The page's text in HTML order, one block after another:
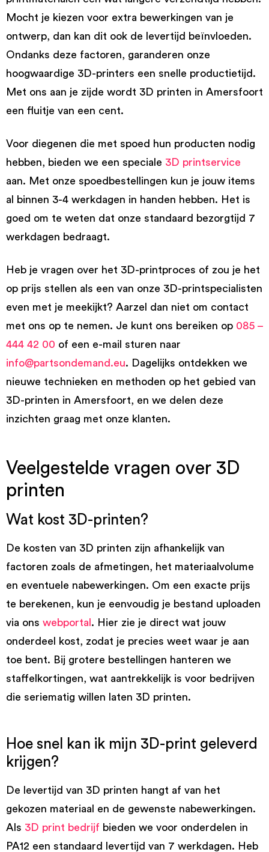
Mocht je kiezen voor extra bewerkingen van je
ontwerp, dan kan dit ook de levertijd beïnvloeden.
Ondanks deze factoren, garanderen onze
hoogwaardige 3D-printers een snelle productietijd.
Met ons aan je zijde wordt 3D printen in Amersfoort
een fluitje van een cent.
Voor diegenen die met spoed hun producten nodig
hebben, bieden we een speciale 3D printservice
aan. Met onze spoedbestellingen kun je jouw items
al binnen 3-4 werkdagen in handen hebben. Het is
goed om te weten dat onze standaard bezorgtijd 7
werkdagen bedraagt.
Heb je vragen over het 3D-printproces of zou je het
op prijs stellen als een van onze 3D-printspecialisten
even met je meekijkt? Aarzel dan niet om contact
met ons op te nemen. Je kunt ons bereiken op 085 –
444 42 00 of een e-mail sturen naar
info@partsondemand.eu. Dagelijks ontdekken we
nieuwe technieken en methoden op het gebied van
3D-printen in Amersfoort, en we delen deze
inzichten graag met onze klanten.
Veelgestelde vragen over 3D
printen
Wat kost 3D-printen?
De kosten van 3D printen zijn afhankelijk van
factoren zoals de afmetingen, het materiaalvolume
en eventuele nabewerkingen. Om een exacte prijs
te berekenen, kun je eenvoudig je bestand uploaden
via ons webportal . Hier zie je direct wat jouw
onderdeel kost, zodat je precies weet waar je aan
toe bent. Bij grotere bestellingen hanteren we
staffelkortingen, wat aantrekkelijk is voor bedrijven
die seriematig willen laten 3D printen.
Hoe snel kan ik mijn 3D-print geleverd
krijgen?
De levertijd van 3D printen hangt af van het
gekozen materiaal en de gewenste nabewerkingen.
Als 3D print bedrijf bieden we voor onderdelen in
PA12 een standaard levertijd van 7 werkdagen. Heb